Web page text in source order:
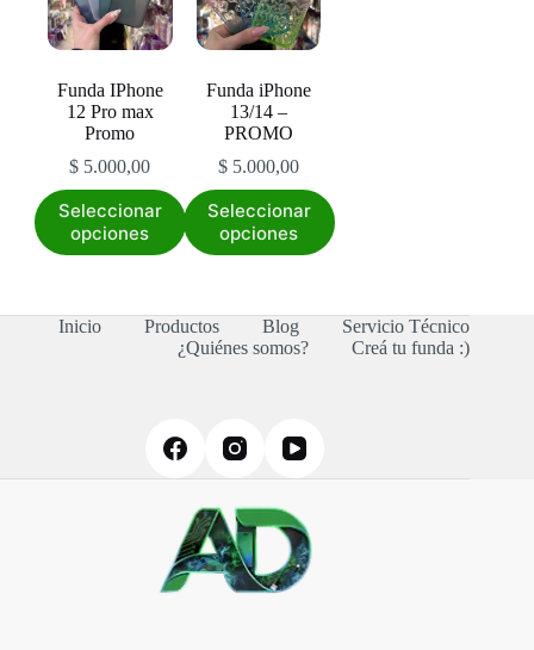
elegir
en
página
de
producto
elegir
en
página
de
producto
Funda IPhone
12 Pro max
Promo
$ 5.000,00
Seleccionar
opciones
Este
producto
tiene
opciones
de
Funda iPhone
13/14 –
PROMO
$ 5.000,00
Seleccionar
opciones
Este
producto
tiene
opciones
se
página
de
Inicio Productos Blog
Servicio Técnico
¿Quiénes somos?
Creá tu funda :)